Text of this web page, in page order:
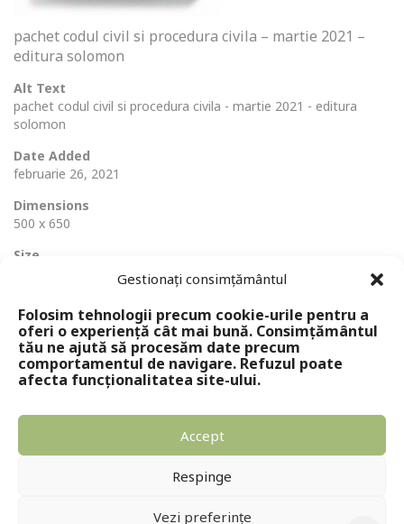
Gestionați consimțământul
Folosim tehnologii precum cookie-urile pentru a
oferi o experiență cât mai bună. Consimțământul
tău ne ajută să procesăm date precum
comportamentul de navigare. Refuzul poate
afecta funcționalitatea site-ului.
Accept
Respinge
Vezi preferințe
pachet codul civil si procedura civila – martie 2021 –
editura solomon
Alt Text
pachet codul civil si procedura civila - martie 2021 - editura
solomon
Date Added
februarie 26, 2021
Dimensions
500 x 650
Size